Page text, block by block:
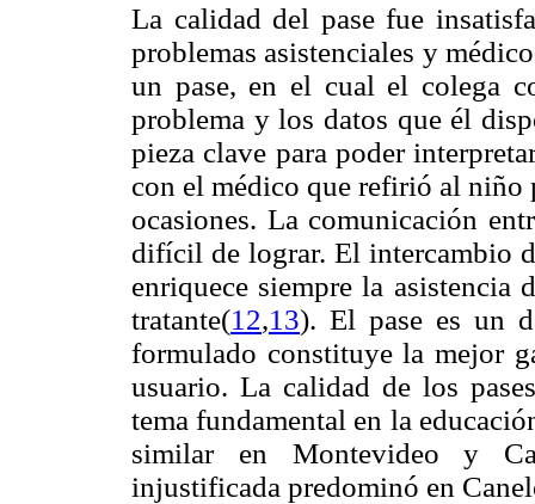
La calidad del pase fue
problemas asistenciales y
un pase, en el cual el colega
problema y los datos que él
pieza clave para poder
con el médico que refirió al niño
ocasiones. La comunicación
difícil de lograr. El intercambio
enriquece siempre la asistencia
tratante(12,13). El pase es un
formulado constituye la mejor
usuario. La calidad de los
tema fundamental en la
similar en Montevideo y
injustificada predominó en